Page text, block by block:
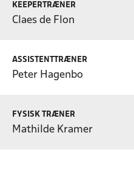
KEEPERTRÆNER
Claes de Flon
ASSISTENTTRÆNER
Peter Hagenbo
FYSISK TRÆNER
Mathilde Kramer